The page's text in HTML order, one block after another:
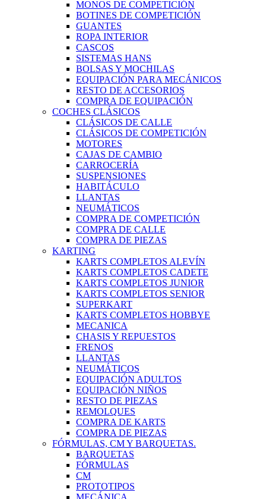
MONOS DE COMPETICIÓN
BOTINES DE COMPETICIÓN
GUANTES
ROPA INTERIOR
CASCOS
SISTEMAS HANS
BOLSAS Y MOCHILAS
EQUIPACIÓN PARA MECÁNICOS
RESTO DE ACCESORIOS
COMPRA DE EQUIPACIÓN
COCHES CLÁSICOS
CLÁSICOS DE CALLE
CLÁSICOS DE COMPETICIÓN
MOTORES
CAJAS DE CAMBIO
CARROCERÍA
SUSPENSIONES
HABITÁCULO
LLANTAS
NEUMÁTICOS
COMPRA DE COMPETICIÓN
COMPRA DE CALLE
COMPRA DE PIEZAS
KARTING
KARTS COMPLETOS ALEVÍN
KARTS COMPLETOS CADETE
KARTS COMPLETOS JUNIOR
KARTS COMPLETOS SENIOR
SUPERKART
KARTS COMPLETOS HOBBYE
MECANICA
CHASIS Y REPUESTOS
FRENOS
LLANTAS
NEUMÁTICOS
EQUIPACIÓN ADULTOS
EQUIPACIÓN NIÑOS
RESTO DE PIEZAS
REMOLQUES
COMPRA DE KARTS
COMPRA DE PIEZAS
FÓRMULAS, CM Y BARQUETAS.
BARQUETAS
FÓRMULAS
CM
PROTOTIPOS
MECÁNICA